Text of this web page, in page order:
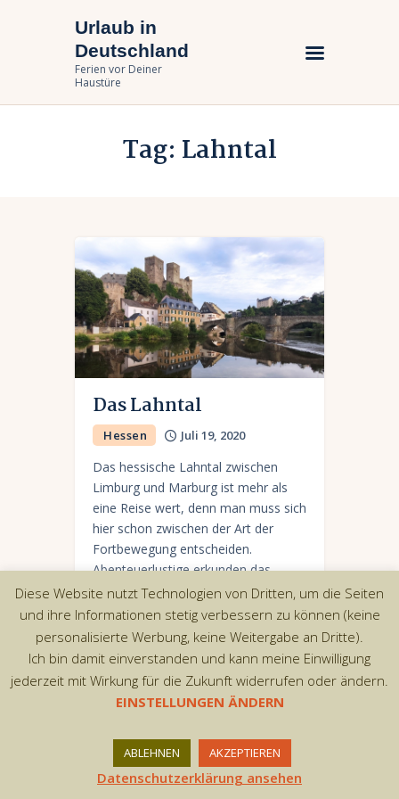
Urlaub in
Deutschland
Ferien vor Deiner
Haustüre
Tag: Lahntal
Urlaub in Deutschland
Ferien vor Deiner Haustüre
Urlaub zuhause
Bundesländer
Das Lahntal
Hessen Juli 19, 2020
Das hessische Lahntal zwischen
Limburg und Marburg ist mehr als
eine Reise wert, denn man muss sich
hier schon zwischen der Art der
Fortbewegung entscheiden.
Abenteuerlustige erkunden das
Lahntal vom…
Copyright © 2026 by AxiomThemes. All rights
reserved.
Diese Website nutzt Technologien von Dritten, um die Seiten
und ihre Informationen stetig verbessern zu können (keine
personalisierte Werbung, keine Weitergabe an Dritte).
Ich bin damit einverstanden und kann meine Einwilligung
jederzeit mit Wirkung für die Zukunft widerrufen oder ändern.
EINSTELLUNGEN ÄNDERN
ABLEHNEN AKZEPTIEREN
Datenschutzerklärung ansehen